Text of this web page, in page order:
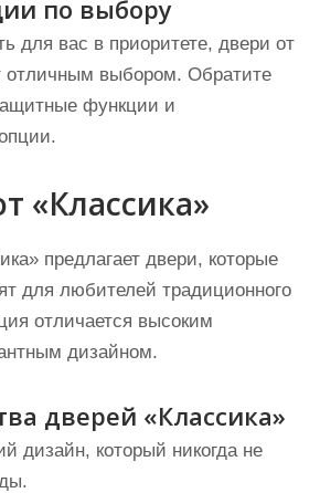
по выбору
для вас в приоритете, двери от
отличным выбором. Обратите
функции и
«Классика»
предлагает двери, которые
для любителей традиционного
отличается высоким
дизайном.
дверей «Классика»
дизайн, который никогда не